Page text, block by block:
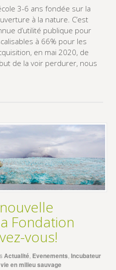
3-6 ans fondée sur la
à la nature. C’est
d’utilité publique pour
à 66% pour les
en mai 2020, de
de la voir perdurer, nous
Fondation
vous!
Actualité, Evenements Incubateur
en milieu sauvage